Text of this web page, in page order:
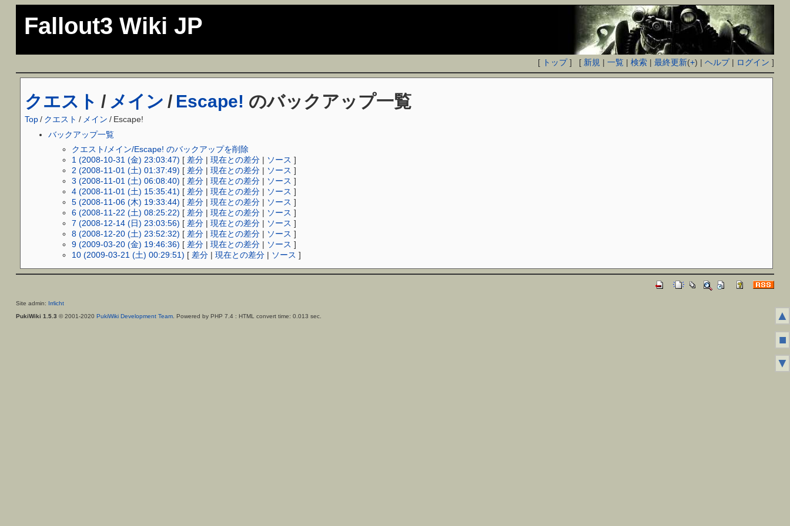
Fallout3 Wiki JP
[ トップ] [ 新規 |一覧 |検索 |最終更新(+) |ヘルプ| ログイン ]
クエスト / メイン / Escape! のバックアップ一覧
Top/ クエスト / メイン / Escape!
バックアップ一覧
クエスト/メイン/Escape! のバックアップを削除
1 (2008-10-31 (金) 23:03:47) [ 差分 |現在との差分 | ソース ]
2 (2008-11-01 (土) 01:37:49) [ 差分 |現在との差分 | ソース ]
3 (2008-11-01 (土) 06:08:40) [ 差分 |現在との差分 | ソース ]
4 (2008-11-01 (土) 15:35:41) [ 差分 |現在との差分 | ソース ]
5 (2008-11-06 (木) 19:33:44) [ 差分 |現在との差分 | ソース ]
6 (2008-11-22 (土) 08:25:22) [ 差分 |現在との差分 | ソース ]
7 (2008-12-14 (日) 23:03:56) [ 差分 |現在との差分 | ソース ]
8 (2008-12-20 (土) 23:52:32) [ 差分 |現在との差分 | ソース ]
9 (2009-03-20 (金) 19:46:36) [ 差分 |現在との差分 | ソース ]
10 (2009-03-21 (土) 00:29:51) [ 差分 |現在との差分 | ソース ]
Site admin: Irrlicht
PukiWiki 1.5.3 © 2001-2020 PukiWiki Development Team. Powered by PHP 7.4 : HTML convert time: 0.013 sec.
▲
■
▼